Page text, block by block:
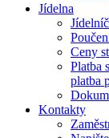
Jídelna
Ceny
Platba
platba
Kontakty